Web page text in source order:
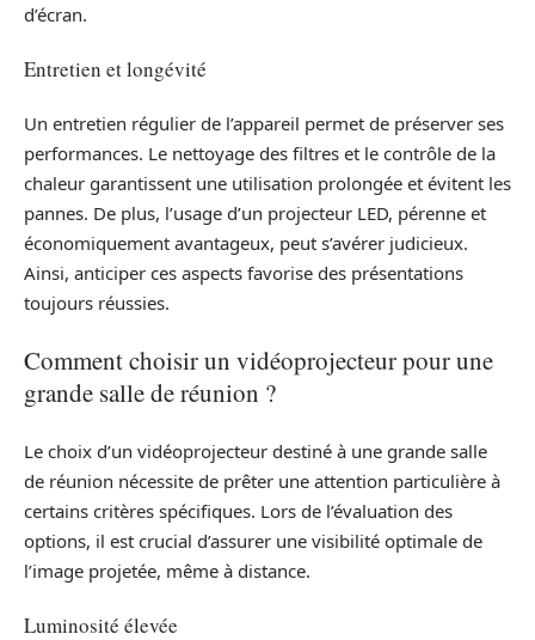
d’écran.
Entretien et longévité
Un entretien régulier de l’appareil permet de préserver ses
performances. Le nettoyage des filtres et le contrôle de la
chaleur garantissent une utilisation prolongée et évitent les
pannes. De plus, l’usage d’un projecteur LED, pérenne et
économiquement avantageux, peut s’avérer judicieux.
Ainsi, anticiper ces aspects favorise des présentations
toujours réussies.
Comment choisir un vidéoprojecteur pour une
grande salle de réunion ?
Le choix d’un vidéoprojecteur destiné à une grande salle
de réunion nécessite de prêter une attention particulière à
certains critères spécifiques. Lors de l’évaluation des
options, il est crucial d’assurer une visibilité optimale de
l’image projetée, même à distance.
Luminosité élevée